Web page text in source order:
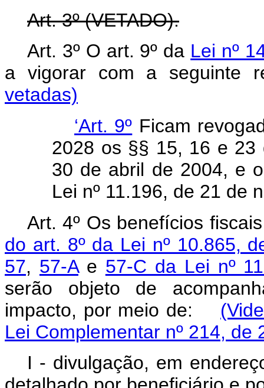
Art. 3º (VETADO).
Art. 3º O art. 9º da Lei nº
a vigorar com a
vetadas)
‘Art. 9º Ficam
2028 os §§ 15, 16 e 23
30 de abril de 2004, e
Lei nº 11.196, de 21 de
Art. 4º Os benefícios
do art. 8º da Lei nº 10.865,
57, 57-Ae 57-C da Lei nº
serão objeto de
impacto, por meio de:
Lei Complementar nº 214, de
I - divulgação, em